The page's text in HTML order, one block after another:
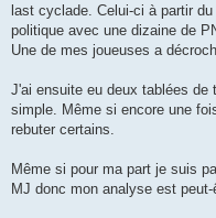
a
g
last cyclade. Celui-ci à partir
politique avec une dizaine de
Une de mes joueuses a
J'ai ensuite eu deux tablées de
simple. Même si encore une
rebuter certains.
Même si pour ma part je suis
MJ donc mon analyse est peut-